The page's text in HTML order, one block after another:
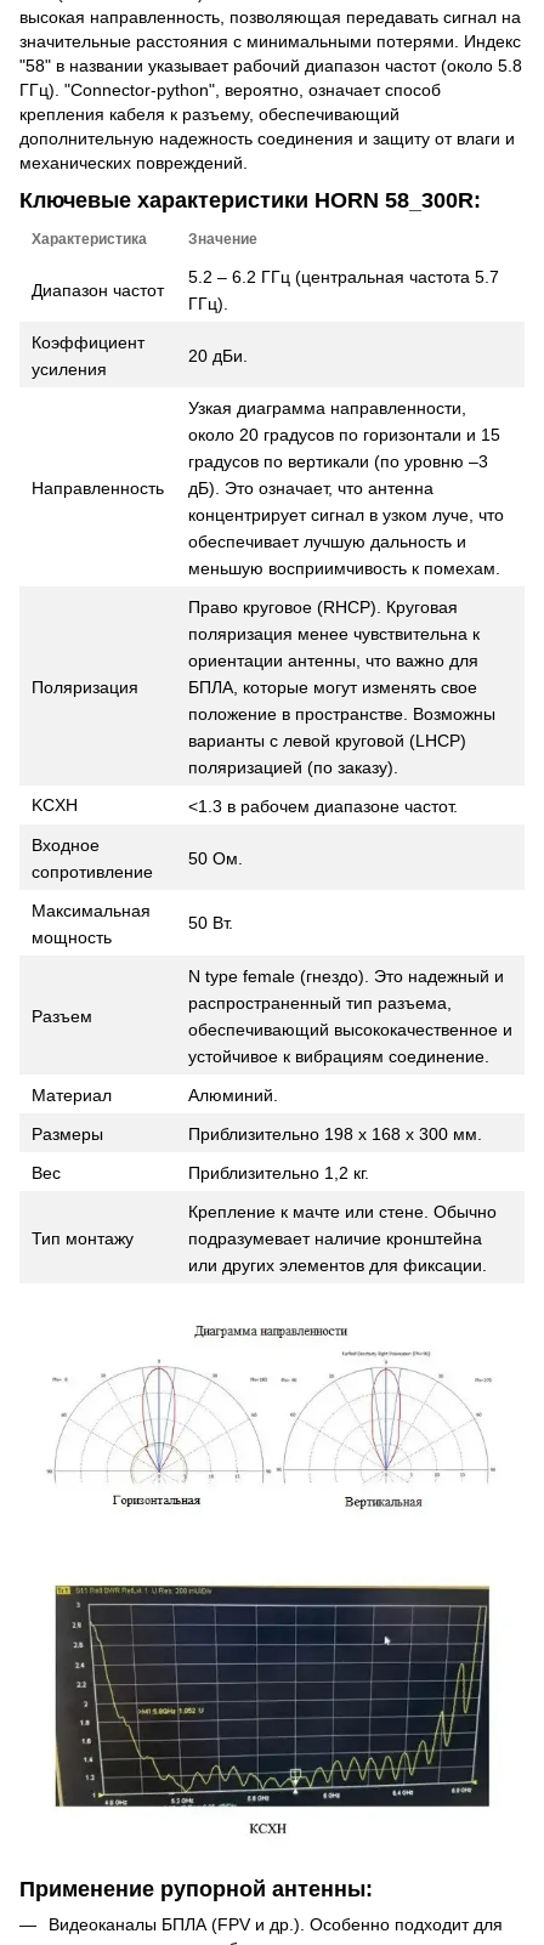
высокая направленность, позволяющая передавать сигнал на
значительные расстояния с минимальными потерями. Индекс
"58" в названии указывает рабочий диапазон частот (около 5.8
ГГц). "Connector-python", вероятно, означает способ
крепления кабеля к разъему, обеспечивающий
дополнительную надежность соединения и защиту от влаги и
механических повреждений.
Ключевые характеристики HORN 58_300R:
Характеристика Значение
Диапазон частот
5.2 – 6.2 ГГц (центральная частота 5.7
ГГц).
Коэффициент
усиления
20 дБи.
Направленность
Узкая диаграмма направленности,
около 20 градусов по горизонтали и 15
градусов по вертикали (по уровню –3
дБ). Это означает, что антенна
концентрирует сигнал в узком луче, что
обеспечивает лучшую дальность и
меньшую восприимчивость к помехам.
Поляризация
Право круговое (RHCP). Круговая
поляризация менее чувствительна к
ориентации антенны, что важно для
БПЛА, которые могут изменять свое
положение в пространстве. Возможны
варианты с левой круговой (LHCP)
поляризацией (по заказу).
KCXH
<1.3 в рабочем диапазоне частот.
Входное
сопротивление
50 Ом.
Максимальная
мощность
50 Вт.
Разъем
N type female (гнездо). Это надежный и
распространенный тип разъема,
обеспечивающий высококачественное и
устойчивое к вибрациям соединение.
Материал
Алюминий.
Размеры
Приблизительно 198 x 168 x 300 мм.
Вес
Приблизительно 1,2 кг.
Тип монтажу
Крепление к мачте или стене. Обычно
подразумевает наличие кронштейна
или других элементов для фиксации.
Применение рупорной антенны:
Видеоканалы БПЛА (FPV и др.). Особенно подходит для